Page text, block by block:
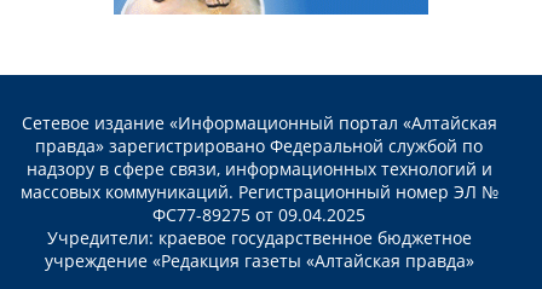
Сетевое издание «Информационный портал «Алтайская
правда» зарегистрировано Федеральной службой по
надзору в сфере связи, информационных технологий и
массовых коммуникаций. Регистрационный номер ЭЛ №
ФС77-89275 от 09.04.2025
Учредители: краевое государственное бюджетное
учреждение «Редакция газеты «Алтайская правда»